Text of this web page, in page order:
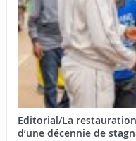
Editorial/La
d’une décennie de